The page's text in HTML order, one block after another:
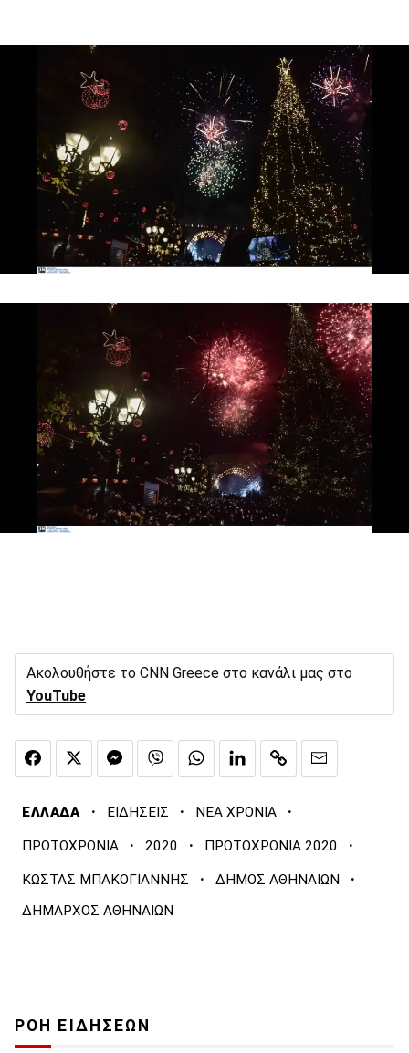
Ακολουθήστε το CNN Greece στο κανάλι μας στο
YouTube
ΕΛΛΑΔΑ · ΕΙΔΗΣΕΙΣ · ΝΕΑ ΧΡΟΝΙΑ ·
ΠΡΩΤΟΧΡΟΝΙΑ · 2020 · ΠΡΩΤΟΧΡΟΝΙΑ 2020 ·
ΚΩΣΤΑΣ ΜΠΑΚΟΓΙΑΝΝΗΣ · ΔΗΜΟΣ ΑΘΗΝΑΙΩΝ ·
ΔΗΜΑΡΧΟΣ ΑΘΗΝΑΙΩΝ
ΡΟΗ ΕΙΔΗΣΕΩΝ